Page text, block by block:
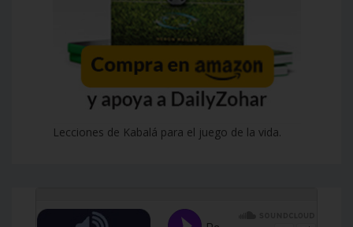
Lecciones de Kabalá para el juego de la vida.